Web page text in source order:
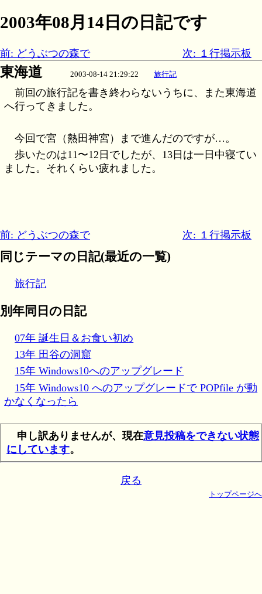
2003年08月14日の日記です
前: どうぶつの森で 次: １行掲示板
東海道 2003-08-14 21:29:22 旅行記
前回の旅行記を書き終わらないうちに、また東海道
へ行ってきました。
今回で宮（熱田神宮）まで進んだのですが…。
歩いたのは11〜12日でしたが、13日は一日中寝てい
ました。それくらい疲れました。
前: どうぶつの森で 次: １行掲示板
同じテーマの日記(最近の一覧)
旅行記
別年同日の日記
07年 誕生日＆お食い初め
13年 田谷の洞窟
15年 Windows10へのアップグレード
15年 Windows10 へのアップグレードで POPfile が動
かなくなったら
申し訳ありませんが、現在意見投稿をできない状態
にしています。
戻る
トップページへ